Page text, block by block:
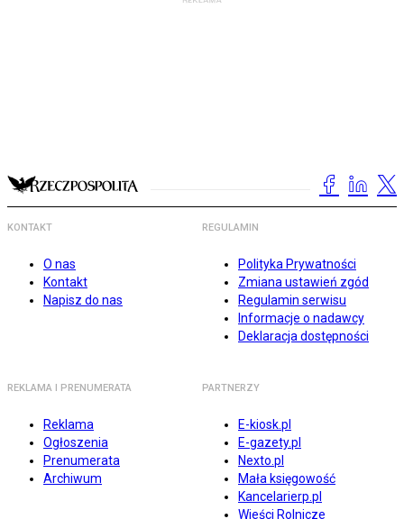
KONTAKT
O nas
Kontakt
Napisz do nas
REGULAMIN
Polityka Prywatności
Zmiana ustawień zgód
Regulamin serwisu
Informacje o nadawcy
Deklaracja dostępności
REKLAMA I PRENUMERATA
Reklama
Ogłoszenia
Prenumerata
Archiwum
PARTNERZY
E-kiosk.pl
E-gazety.pl
Nexto.pl
Mała księgowość
Kancelarierp.pl
Wieści Rolnicze